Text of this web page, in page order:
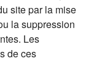
site par la mise
la suppression
Les
de ces